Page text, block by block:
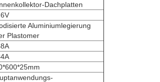
Dachplatten
Aluminiumlegierung
Plastomer